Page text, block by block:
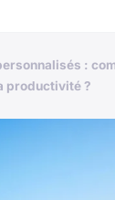
:
productivité ?